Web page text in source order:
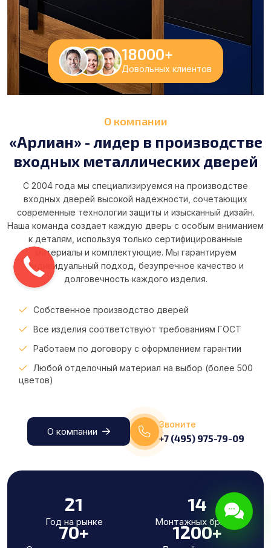
18000+
Довольных клиентов
О компании
«Арлиан» - лидер в производстве
входных металлических дверей
С 2004 года мы специализируемся на производстве
входных дверей высокой надежности, сочетающих
современные технологии защиты и изысканный дизайн.
Наша команда создает каждую дверь с особым вниманием
к деталям, используя только сертифицированные
материалы и комплектующие. Мы гарантируем
индивидуальный подход, безупречное качество и
долговечность каждого изделия.
Собственное производство дверей
Все изделия соответствуют требованиям ГОСТ
Работаем по договору с оформлением гарантии
Любой отделочный материал на выбор (более 500
цветов)
О компании
Звоните
+7 (495) 975-79-09
21
Год на рынке
14
Монтажных бригад
70+ 1200+